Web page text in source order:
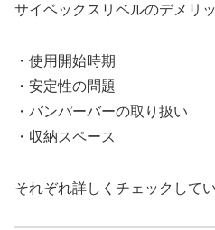
サイベックスリベルのデメリ
・使用開始時期
・安定性の問題
・バンパーバーの取り扱い
・収納スペース
それぞれ詳しくチェックして